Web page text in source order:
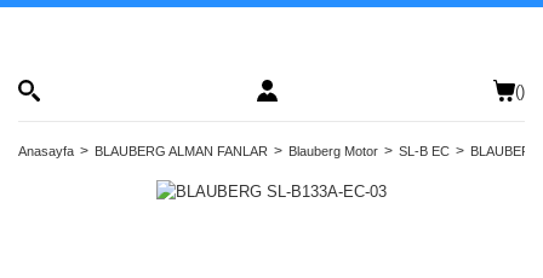
()
Anasayfa BLAUBERG ALMAN FANLAR Blauberg Motor SL-B EC